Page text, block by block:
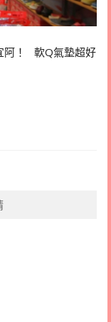
阿！ 軟Q氣墊超好